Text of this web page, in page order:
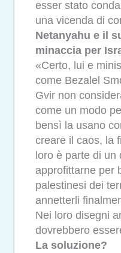
esser stato
una vicenda di
Netanyahu e il
minaccia per
«Certo, lui e
come Bezalel
Gvir non
come un modo
bensì la usano
creare il caos, la
loro è parte di un
approfittarne per
palestinesi dei
annetterli
Nei loro disegni
dovrebbero
La soluzione?